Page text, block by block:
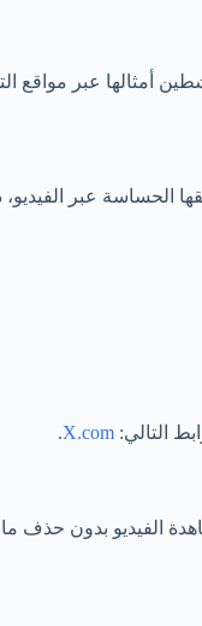
أمثالها عبر مواقع
الحساسة عبر
التالي: X.com
.
الفيديو بدون حذف